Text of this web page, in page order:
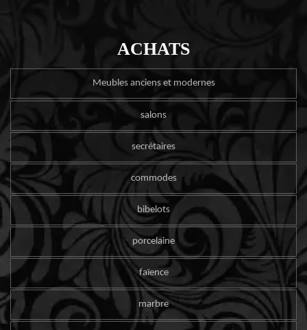
ACHATS
Meubles anciens et modernes
salons
secrétaires
commodes
bibelots
porcelaine
faïence
marbre